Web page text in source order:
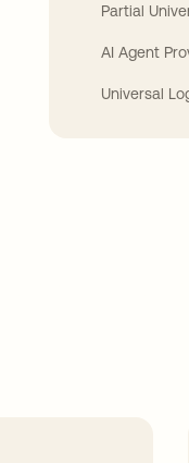
Partial
AI Agent
Universal